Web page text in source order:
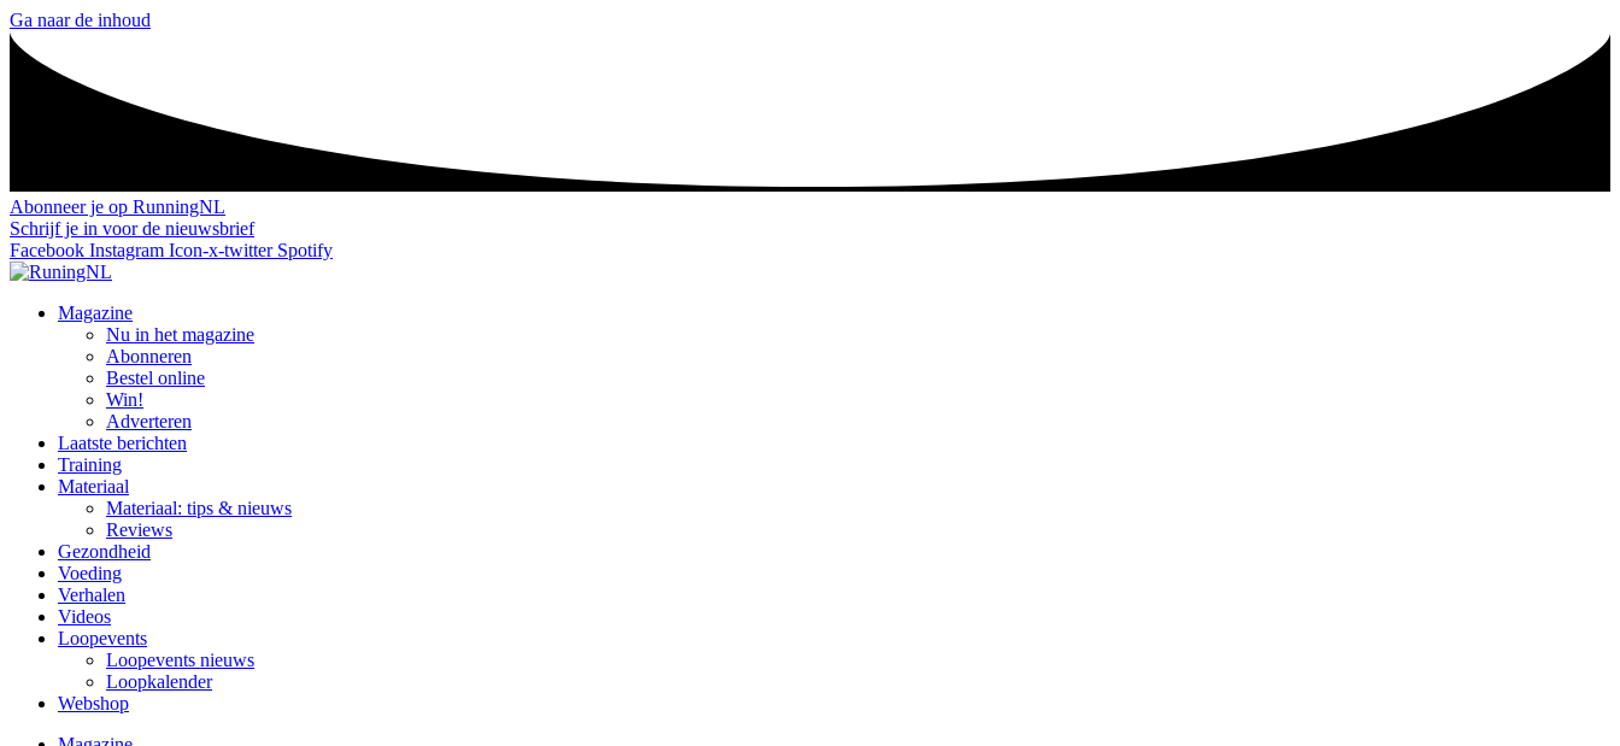
Ga naar de inhoud
Abonneer je op RunningNL
Schrijf je in voor de nieuwsbrief
Facebook Instagram Icon-x-twitter Spotify
Magazine
Nu in het magazine
Abonneren
Bestel online
Win!
Adverteren
Laatste berichten
Training
Materiaal
Materiaal: tips & nieuws
Reviews
Gezondheid
Voeding
Verhalen
Videos
Loopevents
Loopevents nieuws
Loopkalender
Webshop